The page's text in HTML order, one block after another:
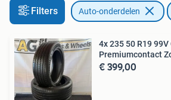
Filters Auto-onderdelen
4x 235 50 R19
Premiumcontact
€ 399,00